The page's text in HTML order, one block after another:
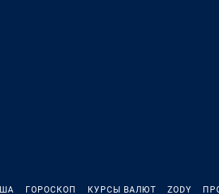
ГОРОСКОП КУРСЫ ВАЛЮТ ZODY